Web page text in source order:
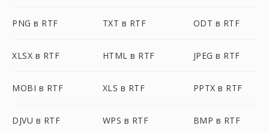
PNG в RTF TXT в RTF ODT в RTF
XLSX в RTF HTML в RTF JPEG в RTF
MOBI в RTF XLS в RTF PPTX в RTF
DJVU в RTF WPS в RTF BMP в RTF